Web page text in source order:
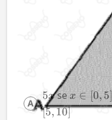
5x se x ∈ [0,5]
[5,10]